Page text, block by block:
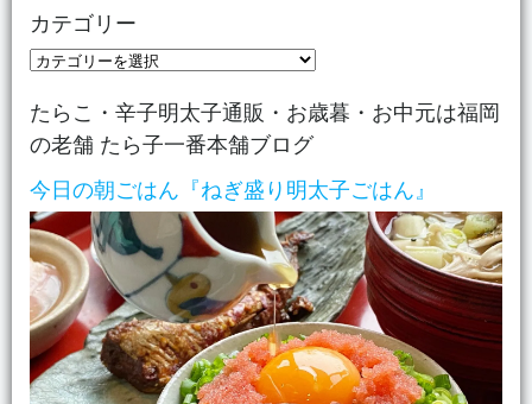
カテゴリー
カ
ゴ
リ
ー
たらこ・辛子明太子通販・お歳暮・お中元は福岡
の老舗 たら子一番本舗ブログ
今日の朝ごはん『ねぎ盛り明太子ごはん』